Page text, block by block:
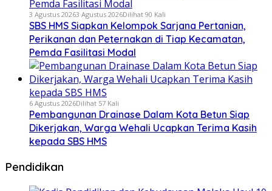
3 Agustus 20263 Agustus 2026Dilihat 90 Kali
SBS HMS Siapkan Kelompok Sarjana Pertanian,
Perikanan dan Peternakan di Tiap Kecamatan,
Pemda Fasilitasi Modal
6 Agustus 2026Dilihat 57 Kali
Pembangunan Drainase Dalam Kota Betun Siap
Dikerjakan, Warga Wehali Ucapkan Terima Kasih
kepada SBS HMS
Pendidikan